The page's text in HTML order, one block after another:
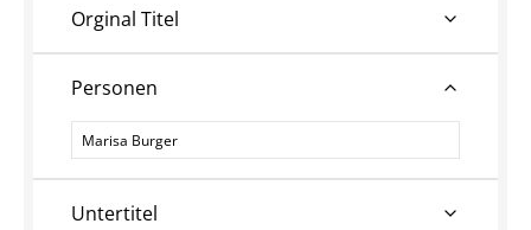
Orginal Titel
Personen
Personen
Untertitel